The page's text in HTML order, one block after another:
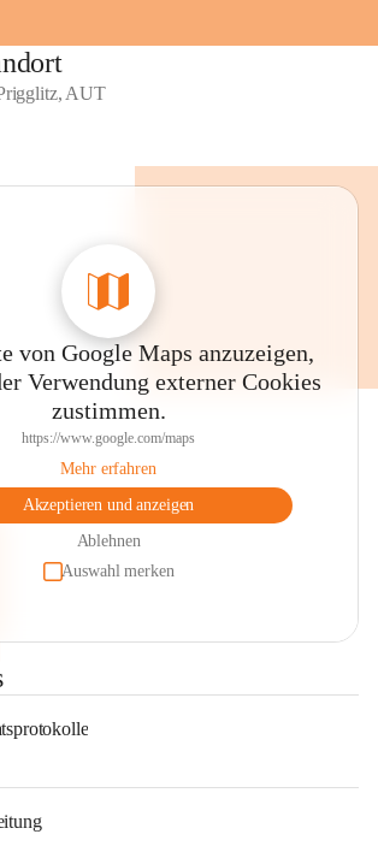
AUT
von Google Maps anzuzeigen,
Verwendung externer Cookies
zustimmen.
https://www.google.com/maps
Mehr erfahren
Akzeptieren und anzeigen
Ablehnen
Auswahl merken